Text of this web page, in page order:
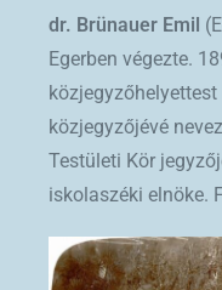
dr. Brünauer Emil
Egerben végezte.
közjegyzőjévé
Testületi Kör
iskolaszéki elnöke.